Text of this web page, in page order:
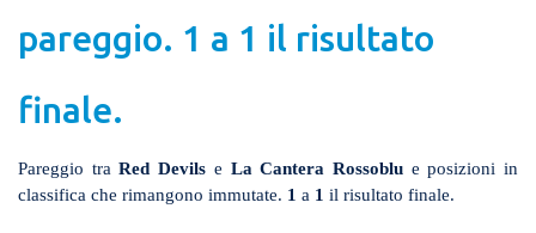
pareggio. 1 a 1 il risultato
finale.
Pareggio traRed Devils e La Cantera Rossoblue posizioni in
classifica che rimangono immutate. 1 a 1 il risultato finale.